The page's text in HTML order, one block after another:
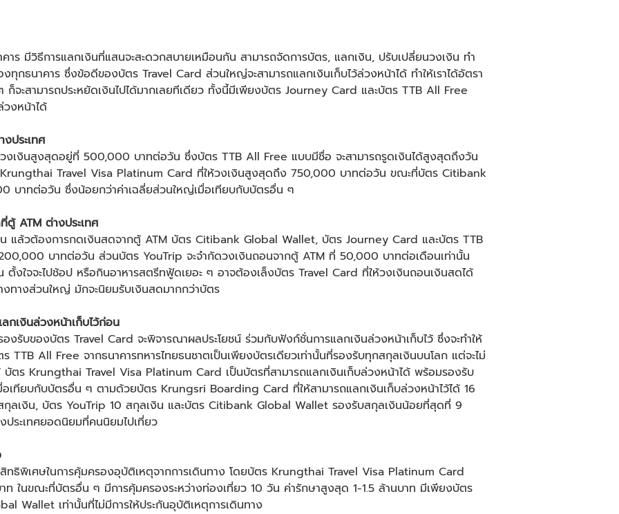
ร มีวิธีการแลกเงินที่แสนจะสะดวกสบายเหมือนกัน สามารถจัดการบัตร, แลกเงิน, ปรับเปลี่ยนวงเงิน ทำ
ทุกธนาคาร ซึ่งข้อดีของบัตร Travel Card ส่วนใหญ่จะสามารถแลกเงินเก็บไว้ล่วงหน้าได้ ทำให้เราได้อัตรา
ก็จะสามารถประหยัดเงินไปได้มากเลยทีเดียว ทั้งนี้มีเพียงบัตร Journey Card และบัตร TTB All Free
วงหน้าได้
งประเทศ
งเงินสูงสุดอยู่ที่ 500,000 บาทต่อวัน ซึ่งบัตร TTB All Free แบบมีชื่อ จะสามารถรูดเงินได้สูงสุดถึงวัน
Travel Visa Platinum Card ที่ให้วงเงินสูงสุดถึง 750,000 บาทต่อวัน ขณะที่บัตร Citibank
บาทต่อวัน ซึ่งน้อยกว่าค่าเฉลี่ยส่วนใหญ่เมื่อเทียบกับบัตรอื่น ๆ
ตู้ ATM ต่างประเทศ
แล้วต้องการกดเงินสดจากตู้ ATM บัตร Citibank Global Wallet, บัตร Journey Card และบัตร TTB
บาทต่อวัน ส่วนบัตร YouTrip จะจำกัดวงเงินถอนจากตู้ ATM ที่ 50,000 บาทต่อเดือนเท่านั้น
ตั้งใจจะไปช้อป หรือกินอาหารสตรีทฟู้ดเยอะ ๆ อาจต้องเล็งบัตร Travel Card ที่ให้วงเงินถอนเงินสดได้
งทางส่วนใหญ่ มักจะนิยมรับเงินสดมากกว่าบัตร
กเงินล่วงหน้าเก็บไว้ก่อน
องรับของบัตร Travel Card จะพิจารณาผลประโยชน์ ร่วมกับฟังก์ชั่นการแลกเงินล่วงหน้าเก็บไว้ ซึ่งจะทำให้
TTB All Free จากธนาคารทหารไทยธนชาตเป็นเพียงบัตรเดียวเท่านั้นที่รองรับทุกสกุลเงินบนโลก แต่จะไม่
บัตร Krungthai Travel Visa Platinum Card เป็นบัตรที่สามารถแลกเงินเก็บล่วงหน้าได้ พร้อมรองรับ
อเทียบกับบัตรอื่น ๆ ตามด้วยบัตร Krungsri Boarding Card ที่ให้สามารถแลกเงินเก็บล่วงหน้าไว้ได้ 16
กุลเงิน, บัตร YouTrip 10 สกุลเงิน และบัตร Citibank Global Wallet รองรับสกุลเงินน้อยที่สุดที่ 9
ระเทศยอดนิยมที่คนนิยมไปเที่ยว
ทธิพิเศษในการคุ้มครองอุบัติเหตุจากการเดินทาง โดยบัตร Krungthai Travel Visa Platinum Card
ในขณะที่บัตรอื่น ๆ มีการคุ้มครองระหว่างท่องเที่ยว 10 วัน ค่ารักษาสูงสุด 1-1.5 ล้านบาท มีเพียงบัตร
Wallet เท่านั้นที่ไม่มีการให้ประกันอุบัติเหตุการเดินทาง